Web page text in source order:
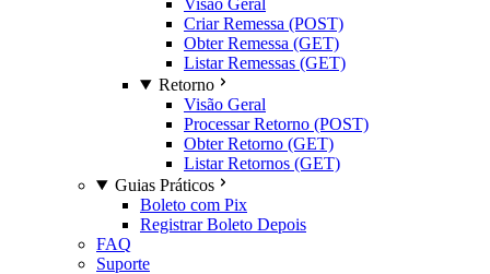
Visão Geral
Criar Remessa (POST)
Obter Remessa (GET)
Listar Remessas (GET)
Retorno
Visão Geral
Processar Retorno (POST)
Obter Retorno (GET)
Listar Retornos (GET)
Guias Práticos
Boleto com Pix
Registrar Boleto Depois
FAQ
Suporte